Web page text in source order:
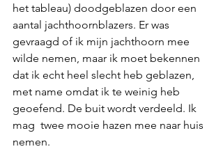
het tableau) doodgeblazen door een
aantal jachthoornblazers. Er was
gevraagd of ik mijn jachthoorn mee
wilde nemen, maar ik moet bekennen
dat ik echt heel slecht heb geblazen,
met name omdat ik te weinig heb
geoefend. De buit wordt verdeeld. Ik
mag  twee mooie hazen mee naar huis
nemen.